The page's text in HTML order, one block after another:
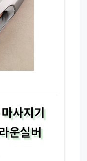
사지기
운실버